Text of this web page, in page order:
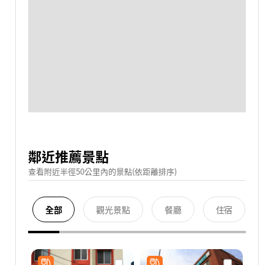
鄰近推薦景點
查看附近半徑50公里內的景點(依距離排序)
全部 觀光景點 餐廳 住宿